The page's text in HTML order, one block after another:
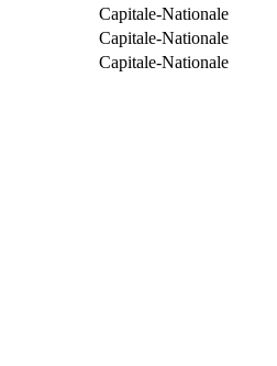
Capitale-Nationale
Capitale-Nationale
Capitale-Nationale